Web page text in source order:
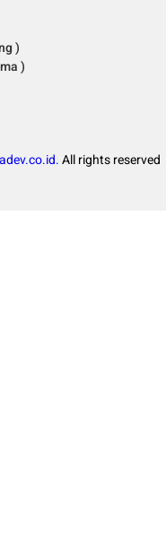
)
)
All rights reserved